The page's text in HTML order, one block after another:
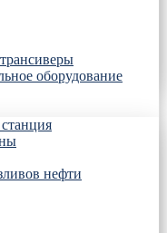
оборудование
нефти